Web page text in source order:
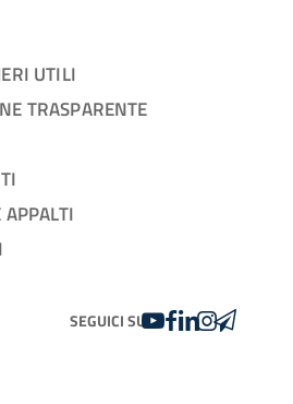
UTILI
TRASPARENTE
SEGUICI SUYOUTUBE
FACEBOOK
LINKEDIN
INSTAGRAM